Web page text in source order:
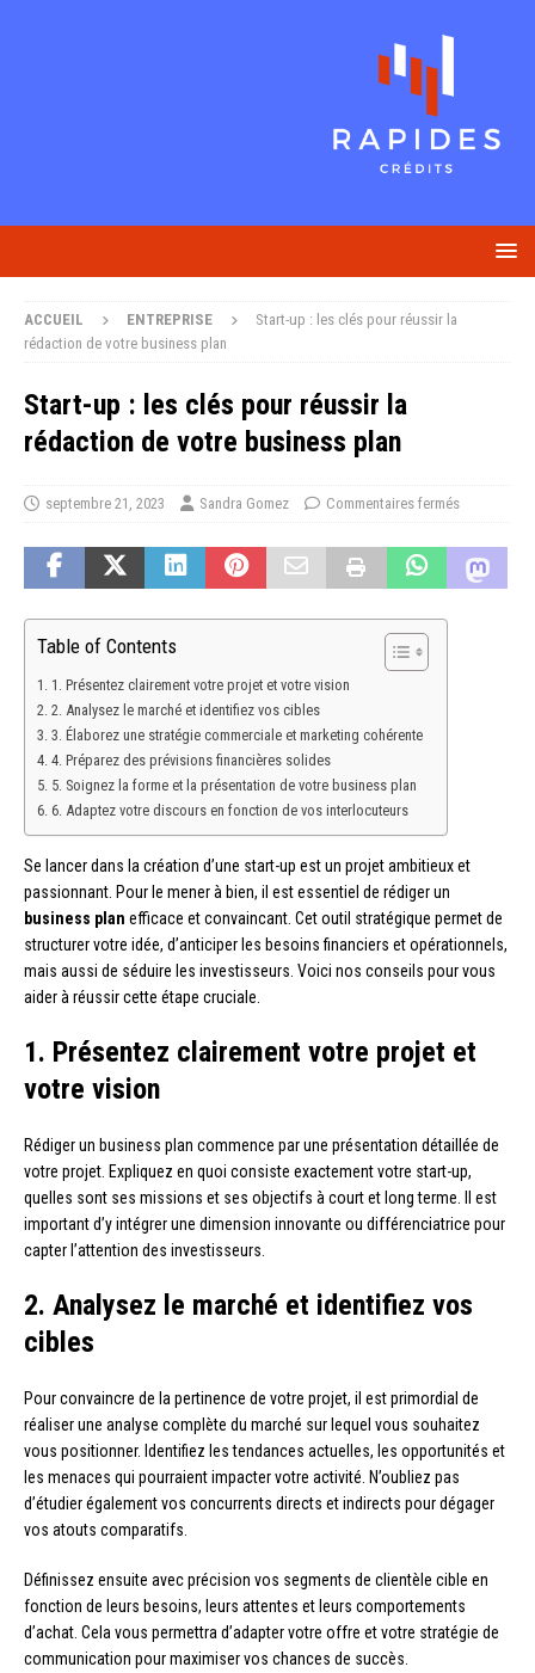
ACCUEIL ENTREPRISE
Start-up : les clés pour réussir la
rédaction de votre business plan
Start-up : les clés pour réussir la
rédaction de votre business plan
septembre 21, 2023 Sandra Gomez Commentaires fermés
Table of Contents
1. Présentez clairement votre projet et votre vision
2. Analysez le marché et identifiez vos cibles
3. Élaborez une stratégie commerciale et marketing cohérente
4. Préparez des prévisions financières solides
5. Soignez la forme et la présentation de votre business plan
6. Adaptez votre discours en fonction de vos interlocuteurs
Se lancer dans la création d’une start-up est un projet ambitieux et
passionnant. Pour le mener à bien, il est essentiel de rédiger un
business plan efficace et convaincant. Cet outil stratégique permet de
structurer votre idée, d’anticiper les besoins financiers et opérationnels,
mais aussi de séduire les investisseurs. Voici nos conseils pour vous
aider à réussir cette étape cruciale.
1. Présentez clairement votre projet et
votre vision
Rédiger un business plan commence par une présentation détaillée de
votre projet. Expliquez en quoi consiste exactement votre start-up,
quelles sont ses missions et ses objectifs à court et long terme. Il est
important d’y intégrer une dimension innovante ou différenciatrice pour
capter l’attention des investisseurs.
2. Analysez le marché et identifiez vos
cibles
Pour convaincre de la pertinence de votre projet, il est primordial de
réaliser une analyse complète du marché sur lequel vous souhaitez
vous positionner. Identifiez les tendances actuelles, les opportunités et
les menaces qui pourraient impacter votre activité. N’oubliez pas
d’étudier également vos concurrents directs et indirects pour dégager
vos atouts comparatifs.
Définissez ensuite avec précision vos segments de clientèle cible en
fonction de leurs besoins, leurs attentes et leurs comportements
d’achat. Cela vous permettra d’adapter votre offre et votre stratégie de
communication pour maximiser vos chances de succès.